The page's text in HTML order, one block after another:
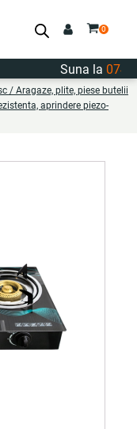
Suna la
/ Aragaze, plite, piese butelii
aprindere piezo-